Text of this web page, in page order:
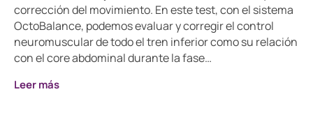
corrección del movimiento. En este test, con el sistema
OctoBalance, podemos evaluar y corregir el control
neuromuscular de todo el tren inferior como su relación
con el core abdominal durante la fase…
Leer más